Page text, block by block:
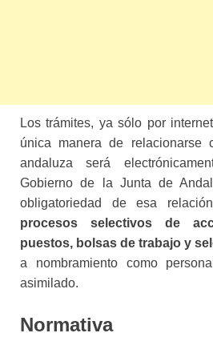
Los trámites, ya sólo por
única manera de relacionarse
andaluza será
Gobierno de la Junta de
obligatoriedad de esa
procesos selectivos de
puestos, bolsas de trabajo y
a nombramiento como
asimilado.
Normativa